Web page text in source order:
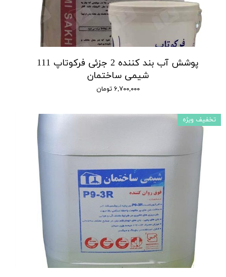
پوشش آب بند کننده 2 جزئی فرکوتاپ 111
شیمی ساختمان
۶,۷۰۰,۰۰۰ تومان
تخفیف ویژه